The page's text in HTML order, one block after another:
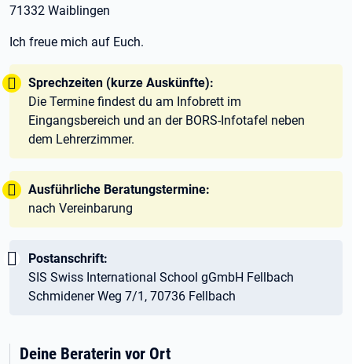
71332 Waiblingen
Ich freue mich auf Euch.
Tipp:
Sprechzeiten (kurze Auskünfte):
Die Termine findest du am Infobrett im
Eingangsbereich und an der BORS-Infotafel neben
dem Lehrerzimmer.
Tipp:
Ausführliche Beratungstermine:
nach Vereinbarung
Wichtig:
Postanschrift:
SIS Swiss International School gGmbH Fellbach
Schmidener Weg 7/1, 70736 Fellbach
Deine Beraterin vor Ort